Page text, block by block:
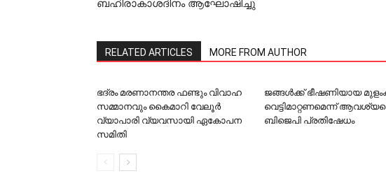
ബഹിരാകാശദിനം ആഘോഷിച്ചു
RELATED ARTICLES MORE FROM AUTHOR
ഭദ്രം മരണാനന്തര ഫണ്ടും വിവാഹ
സമ്മാനവും കൈമാറി വേലൂര്‍
വ്യാപാരി വ്യവസായി ഏകോപന
സമിതി
ജങ്ങള്‍ക്ക് ഭീഷണിയായ
വെട്ടിമാറ്റണമെന്ന്
ബിജെപി പ്രതിഷേധം